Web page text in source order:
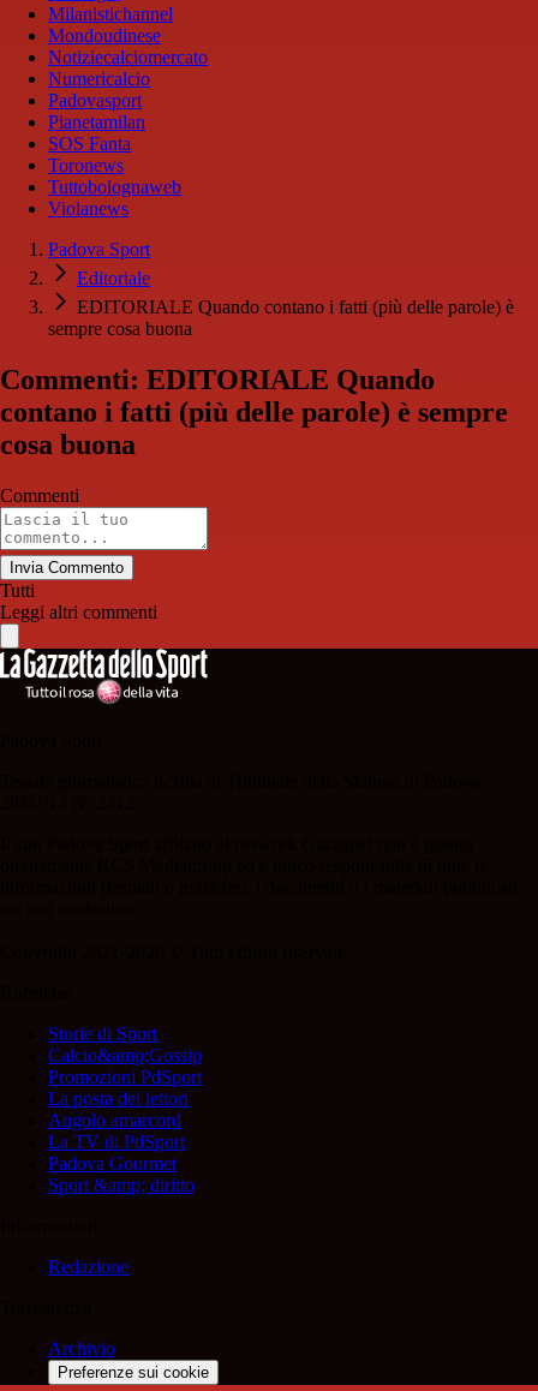
Milanistichannel
Mondoudinese
Notiziecalciomercato
Numericalcio
Padovasport
Pianetamilan
SOS Fanta
Toronews
Tuttobolognaweb
Violanews
Padova Sport
Editoriale
EDITORIALE Quando contano i fatti (più delle parole) è
sempre cosa buona
Commenti: EDITORIALE Quando
contano i fatti (più delle parole) è sempre
cosa buona
Commenti
Invia Commento
Tutti
Leggi altri commenti
Storie di Sport
Calcio&amp;Gossip
Promozioni PdSport
La posta dei lettori
Angolo amarcord
La TV di PdSport
Padova Gourmet
Sport &amp; diritto
Redazione
Archivio
Preferenze sui cookie